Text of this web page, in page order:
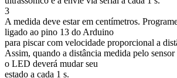
3
A medida deve estar em centímetros.
ligado ao pino 13 do Arduino
para piscar com velocidade proporcional a
Assim, quando a distância medida pelo
o LED deverá mudar seu
estado a cada 1 s.